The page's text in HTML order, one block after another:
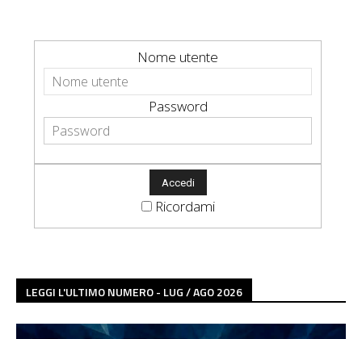
Nome utente
Password
Ricordami
LEGGI L'ULTIMO NUMERO - LUG / AGO 2026